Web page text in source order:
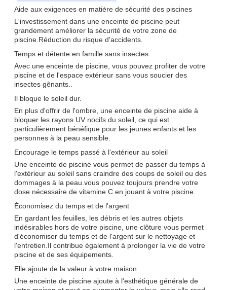
Aide aux exigences en matière de sécurité des piscines
L'investissement dans une enceinte de piscine peut
grandement améliorer la sécurité de votre zone de
piscine.Réduction du risque d'accidents.
Temps et détente en famille sans insectes
Avec une enceinte de piscine, vous pouvez profiter de votre
piscine et de l'espace extérieur sans vous soucier des
insectes gênants..
Il bloque le soleil dur.
En plus d'offrir de l'ombre, une enceinte de piscine aide à
bloquer les rayons UV nocifs du soleil, ce qui est
particulièrement bénéfique pour les jeunes enfants et les
personnes à la peau sensible.
Encourage le temps passé à l'extérieur au soleil
Une enceinte de piscine vous permet de passer du temps à
l'extérieur au soleil sans craindre des coups de soleil ou des
dommages à la peau.vous pouvez toujours prendre votre
dose nécessaire de vitamine C en jouant à votre piscine.
Économisez du temps et de l'argent
En gardant les feuilles, les débris et les autres objets
indésirables hors de votre piscine, une clôture vous permet
d'économiser du temps et de l'argent sur le nettoyage et
l'entretien.Il contribue également à prolonger la vie de votre
piscine et de ses équipements.
Elle ajoute de la valeur à votre maison
Une enceinte de piscine ajoute à l'esthétique générale de